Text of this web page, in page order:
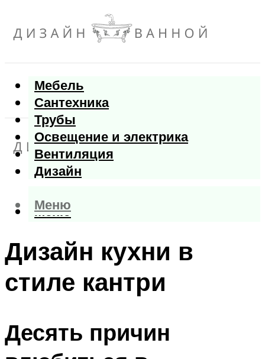
Мебель
Сантехника
Трубы
Освещение и электрика
Вентиляция
Дизайн
Меню
Меню
Дизайн кухни в
стиле кантри
Десять причин